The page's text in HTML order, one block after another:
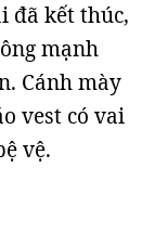
đã kết thúc,
mạnh
Cánh mày
vest có vai
vệ.